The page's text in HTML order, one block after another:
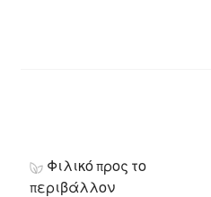
Φιλικό προς το
περιβάλλον